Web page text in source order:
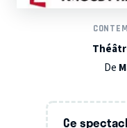
De
Ce